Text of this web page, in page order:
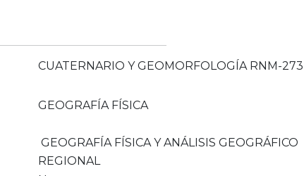
CUATERNARIO Y GEOMORFOLOGÍA RNM-273
GEOGRAFÍA FÍSICA
GEOGRAFÍA FÍSICA Y ANÁLISIS GEOGRÁFICO
REGIONAL